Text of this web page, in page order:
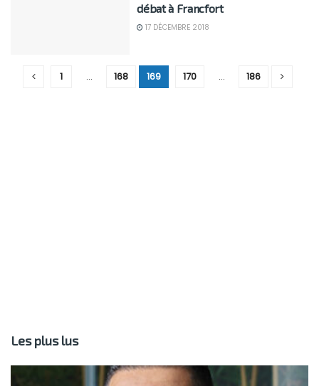
débat à Francfort
17 DÉCEMBRE 2018
1 … 168 169 170 … 186
Les plus lus